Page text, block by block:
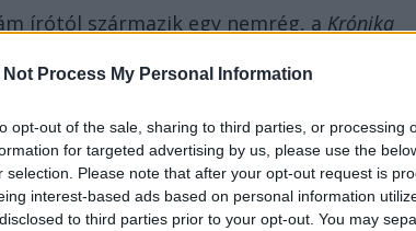
Not Process My Personal Information
opt-out of the sale, sharing to third parties, or processing
for targeted advertising by us, please use the
selection. Please note that after your opt-out request is
interest-based ads based on personal information
to third parties prior to your opt-out. You may
írótól származik egy nemrég, a Krónika
is arról tanúskodik, hogy csak figyel,
figyelni, elemezni és